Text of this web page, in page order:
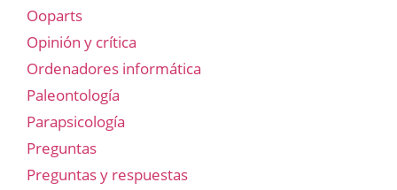
Ooparts
Opinión y crítica
Ordenadores informática
Paleontología
Parapsicología
Preguntas
Preguntas y respuestas